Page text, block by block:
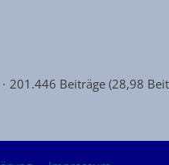
201.446 Beiträge (28,98